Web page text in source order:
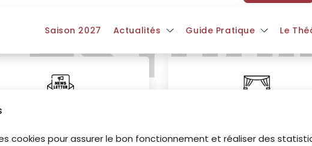
cookies pour assurer le bon fonctionnement et réaliser des
Saison 2027 Actualités Guide Pratique Le